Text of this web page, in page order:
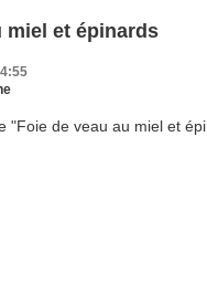
miel et épinards